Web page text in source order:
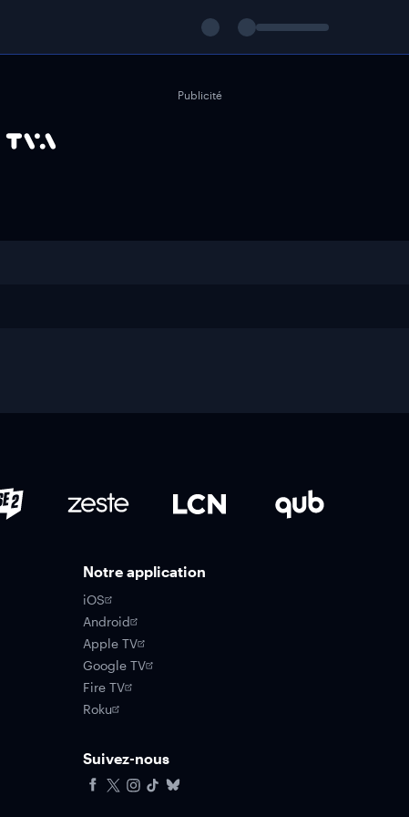
Publicité
Notre application
iOS
Android
Apple TV
Google TV
Fire TV
Roku
Suivez-nous